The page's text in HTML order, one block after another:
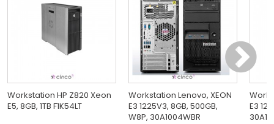
Workstation HP Z820 Xeon
E5, 8GB, 1TB F1K54LT
Workstation Lenovo, XEON
E3 1225V3, 8GB, 500GB,
W8P, 30A1004WBR
E3